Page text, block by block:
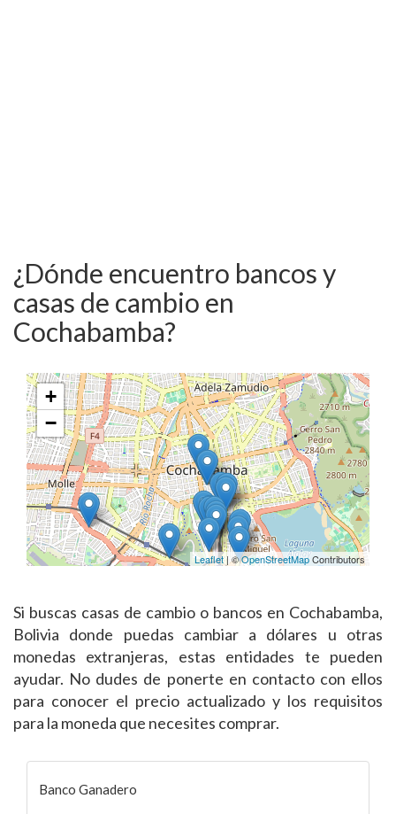
¿Dónde encuentro bancos y
casas de cambio en
Cochabamba?
+
−
Leaflet| ©OpenStreetMapContributors
Si buscas casas de cambio o bancos en Cochabamba,
Bolivia donde puedas cambiar a dólares u otras
monedas extranjeras, estas entidades te pueden
ayudar. No dudes de ponerte en contacto con ellos
para conocer el precio actualizado y los requisitos
para la moneda que necesites comprar.
Banco Ganadero